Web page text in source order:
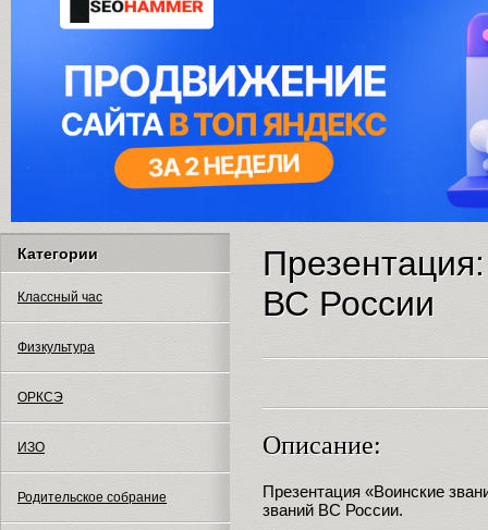
Категории
Классный час
Физкультура
ОРКСЭ
ИЗО
Родительское собрание
ВС России
Описание:
Презентация «Воинские
званий ВС России.